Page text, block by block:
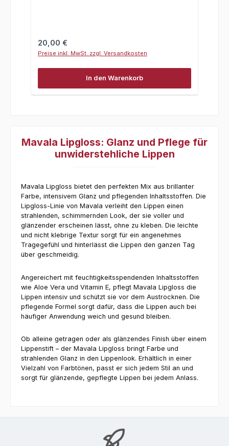
Regulärer Preis:
20,00 €
Preise inkl. MwSt. zzgl. Versandkosten
In den Warenkorb
Mavala Lipgloss: Glanz und Pflege für
unwiderstehliche Lippen
Mavala Lipgloss bietet den perfekten Mix aus brillanter
Farbe, intensivem Glanz und pflegenden Inhaltsstoffen. Die
Lipgloss-Linie von Mavala verleiht den Lippen einen
strahlenden, schimmernden Look, der sie voller und
glänzender erscheinen lässt, ohne zu kleben. Die leichte
und nicht klebrige Textur sorgt für ein angenehmes
Tragegefühl und hinterlässt die Lippen den ganzen Tag
über geschmeidig.
Angereichert mit feuchtigkeitsspendenden Inhaltsstoffen
wie Aloe Vera und Vitamin E, pflegt Mavala Lipgloss die
Lippen intensiv und schützt sie vor dem Austrocknen. Die
pflegende Formel sorgt dafür, dass die Lippen auch bei
häufiger Anwendung weich und gesund bleiben.
Ob alleine getragen oder als glänzendes Finish über einem
Lippenstift – der Mavala Lipgloss bringt Farbe und
strahlenden Glanz in den Lippenlook. Erhältlich in einer
Vielzahl von Farbtönen, passt er sich jedem Stil an und
sorgt für glänzende, gepflegte Lippen bei jedem Anlass.